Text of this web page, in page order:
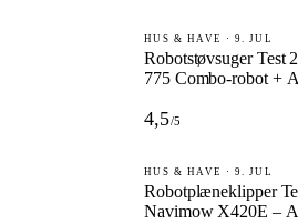
HUS & HAVE · 9. JUL
Robotstøvsuger Test
775 Combo-robot +
4,5/5
HUS & HAVE · 9. JUL
Robotplæneklipper
Navimow X420E –